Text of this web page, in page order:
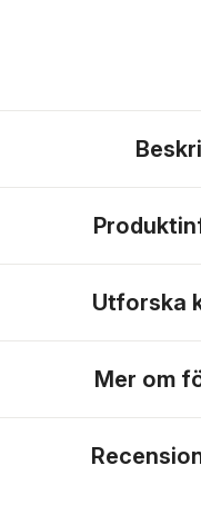
Utforska
Mer om